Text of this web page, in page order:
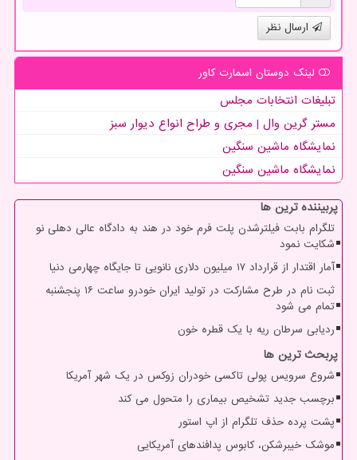
ارسال نظر
لینک دوستان اسمارت كاور
تبلیغات انتخابات مجلس
مستر گرین وال | مجری و طراح انواع دیوار سبز
نمایشگاه ماشین سنگین
نمایشگاه ماشین سنگین
پربیننده ترین ها
تلگرام بابت فیلترشدن پلت فرم خود در هند به دادگاه عالی دهلی نو
شکایت نمود
آمار اقتدار از قرارداد ۱۷ میلیون دلاری نانویی تا جایگاه چهارمی دنیا
ثبت نام در طرح مشارکت در تولید ایران خودرو ساعت ۱۶ پنجشنبه
تمام می شود
ردیابی سرطان ریه با یک قطره خون
پربحث ترین ها
شروع سرویس پولی تاکسی خودران زوکس در یک شهر آمریکا
برچسب جدید تشخیص بیماری را متحول می کند
پشت پرده حذف تلگرام از اپ استور
موشک خیبرشکن، کابوس پدافندهای آمریکایی